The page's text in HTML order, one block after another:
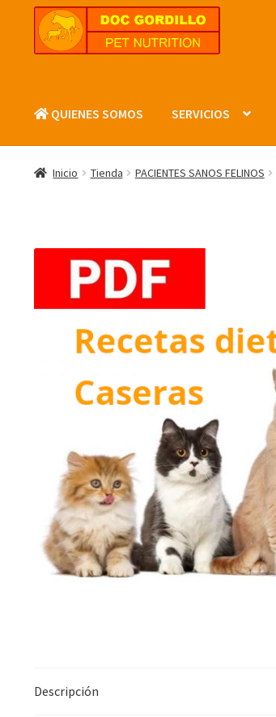
Ir
a
la
Ir
al
contenido
QUIENES SOMOS SERVICIOS
Inicio Tienda PACIENTES SANOS FELINOS
Descripción